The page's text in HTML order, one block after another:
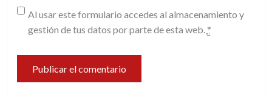
Al usar este formulario accedes al almacenamiento y
gestión de tus datos por parte de esta web. *